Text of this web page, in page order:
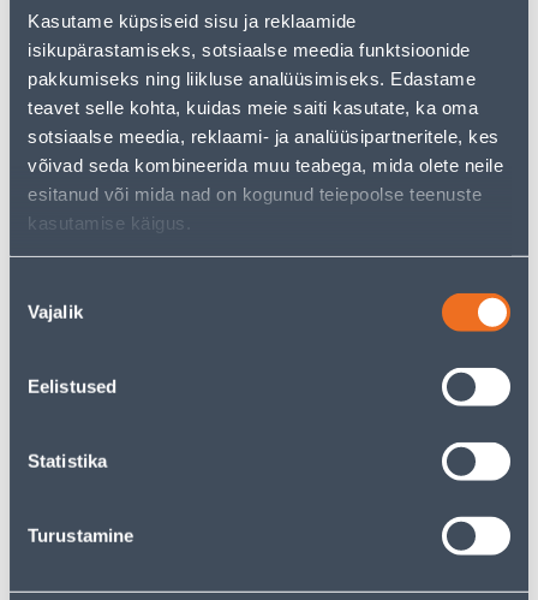
Kasutame küpsiseid sisu ja reklaamide
isikupärastamiseks, sotsiaalse meedia funktsioonide
pakkumiseks ning liikluse analüüsimiseks. Edastame
teavet selle kohta, kuidas meie saiti kasutate, ka oma
sotsiaalse meedia, reklaami- ja analüüsipartneritele, kes
võivad seda kombineerida muu teabega, mida olete neile
esitanud või mida nad on kogunud teiepoolse teenuste
kasutamise käigus.
valik
Vajalik
Eelistused
Statistika
Turustamine
you can continue your research by returning
homepageor use our powerful search function to
discover even more great options. Happy shopping!
• Hoiukast, lilla.
• Mõõtmed on 16,5 x 17,3 x 11,6 cm.
• 14-päevane tagastusõigus.
Specification
Transport